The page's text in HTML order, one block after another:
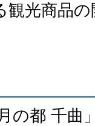
観光商品
の都 千曲